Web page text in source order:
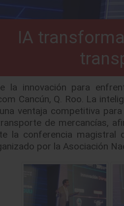
IA
la innovación para
Cancún, Q. Roo. La
ventaja competitiva
de mercancías,
la conferencia
por la Asociación